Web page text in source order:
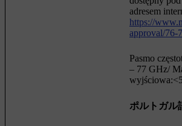
adresem
https://
approval/76-
Pasmo
– 77 GHz/
ポルトガル